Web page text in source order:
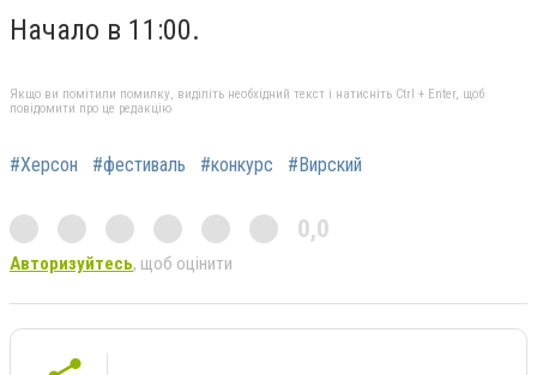
Начало в 11:00.
Якщо ви помітили помилку, виділіть необхідний текст і натисніть Ctrl + Enter, щоб
повідомити про це редакцію
#Херсон #фестиваль #конкурс #Вирский
0,0
Авторизуйтесь, щоб оцінити